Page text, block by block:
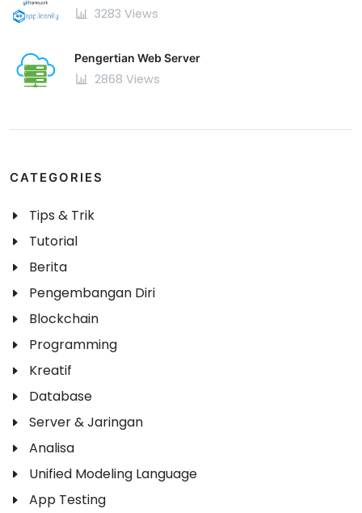
3283 Views
Pengertian Web Server
2868 Views
CATEGORIES
Tips & Trik
Tutorial
Berita
Pengembangan Diri
Blockchain
Programming
Kreatif
Database
Server & Jaringan
Analisa
Unified Modeling Language
App Testing